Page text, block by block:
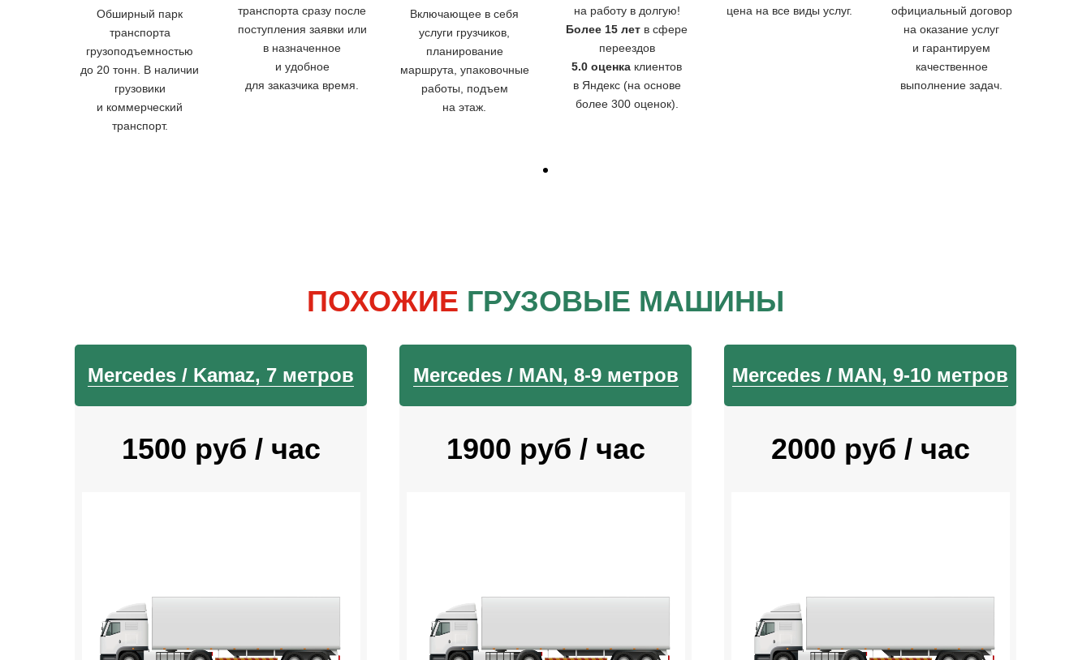
Обширный парк
транспорта
грузоподъемностью
до 20 тонн. В наличии
грузовики
и коммерческий
транспорт.
транспорта сразу после
поступления заявки или
в назначенное
и удобное
для заказчика время.
Включающее в себя
услуги грузчиков,
планирование
маршрута, упаковочные
работы, подъем
на этаж.
на работу в долгую!
Более 15 лет в сфере
переездов
5.0 оценка клиентов
в Яндекс (на основе
более 300 оценок).
цена на все виды услуг.
официальный договор
на оказание услуг
и гарантируем
качественное
выполнение задач.
ПОХОЖИЕ ГРУЗОВЫЕ МАШИНЫ
Mercedes / Kamaz, 7 метров
1500 руб / час
Mercedes / MAN, 8-9 метров
1900 руб / час
Mercedes / MAN, 9-10 метров
2000 руб / час